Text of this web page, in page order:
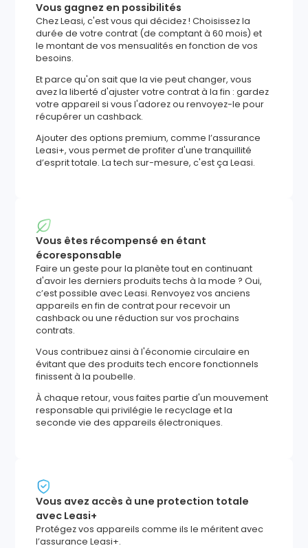
Vous gagnez en possibilités
Chez Leasi, c'est vous qui décidez ! Choisissez la
durée de votre contrat (de comptant à 60 mois) et
le montant de vos mensualités en fonction de vos
besoins.
Et parce qu'on sait que la vie peut changer, vous
avez la liberté d'ajuster votre contrat à la fin : gardez
votre appareil si vous l'adorez ou renvoyez-le pour
récupérer un cashback.
Ajouter des options premium, comme l’assurance
Leasi+, vous permet de profiter d'une tranquillité
d’esprit totale. La tech sur-mesure, c'est ça Leasi.
Vous êtes récompensé en étant
écoresponsable
Faire un geste pour la planète tout en continuant
d'avoir les derniers produits techs à la mode ? Oui,
c’est possible avec Leasi. Renvoyez vos anciens
appareils en fin de contrat pour recevoir un
cashback ou une réduction sur vos prochains
contrats.
Vous contribuez ainsi à l'économie circulaire en
évitant que des produits tech encore fonctionnels
finissent à la poubelle.
À chaque retour, vous faites partie d'un mouvement
responsable qui privilégie le recyclage et la
seconde vie des appareils électroniques.
Vous avez accès à une protection totale
avec Leasi+
Protégez vos appareils comme ils le méritent avec
l’assurance Leasi+.